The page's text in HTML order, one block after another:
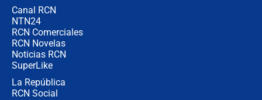
Canal RCN
NTN24
RCN Comerciales
RCN Novelas
Noticias RCN
SuperLike
La República
RCN Social